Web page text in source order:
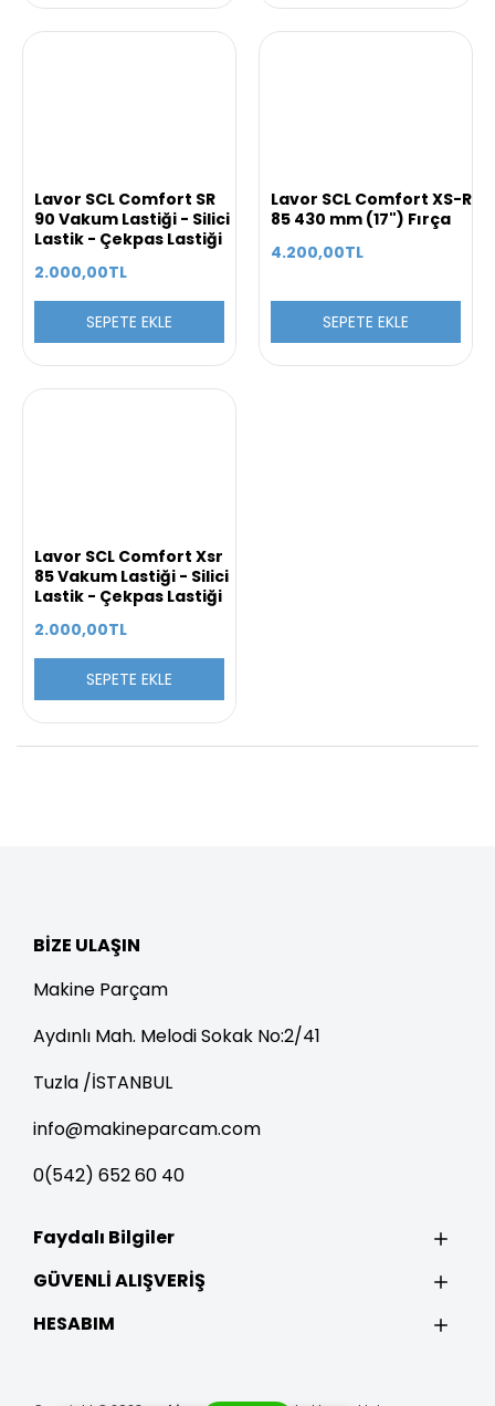
Lavor SCL Comfort SR
90 Vakum Lastiği - Silici
Lastik - Çekpas Lastiği
2.000,00TL
SEPETE EKLE
Lavor SCL Comfort XS-R
85 430 mm (17") Fırça
4.200,00TL
SEPETE EKLE
Lavor SCL Comfort Xsr
85 Vakum Lastiği - Silici
Lastik - Çekpas Lastiği
2.000,00TL
SEPETE EKLE
BIZE ULAŞIN
Makine Parçam
Aydınlı Mah. Melodi Sokak No:2/41
Tuzla /İSTANBUL
info@makineparcam.com
0(542) 652 60 40
Faydalı Bilgiler
GÜVENLİ ALIŞVERİŞ
HESABIM